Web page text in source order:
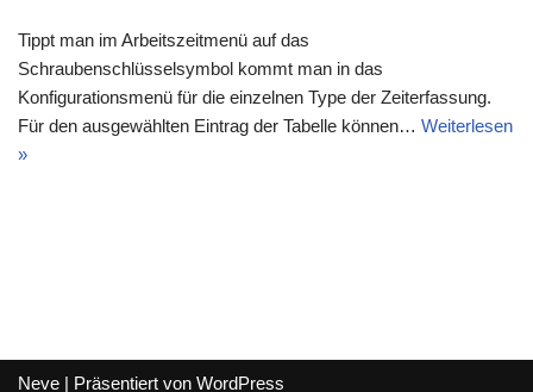
Tippt man im Arbeitszeitmenü auf das
Schraubenschlüsselsymbol kommt man in das
Konfigurationsmenü für die einzelnen Type der Zeiterfassung.
Für den ausgewählten Eintrag der Tabelle können… Weiterlesen
»
Neve | Präsentiert von WordPress